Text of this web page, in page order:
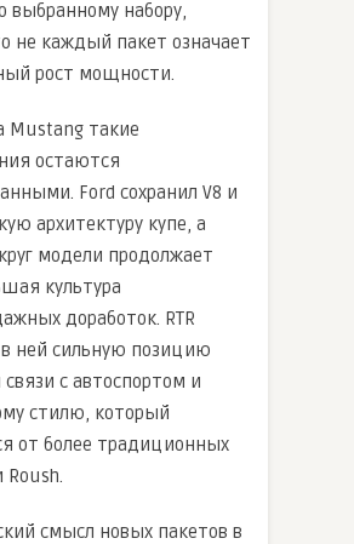
выбранному набору,
не каждый пакет означает
рост мощности.
Mustang такие
остаются
Ford сохранил V8 и
архитектуру купе, а
модели продолжает
культура
доработок. RTR
ней сильную позицию
связи с автоспортом и
стилю, который
от более традиционных
смысл новых пакетов в